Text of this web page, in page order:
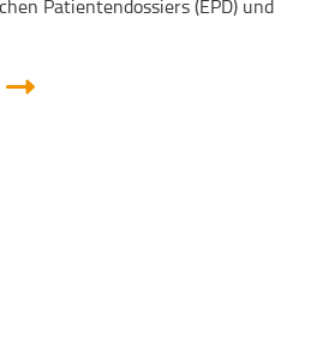
Patientendossiers (EPD) und